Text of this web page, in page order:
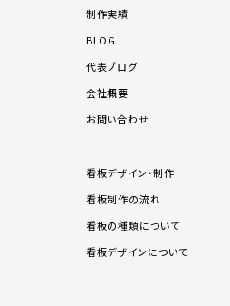
制作実績
BLOG
代表ブログ
会社概要
お問い合わせ
看板デザイン・制作
看板制作の流れ
看板の種類について
看板デザインについて